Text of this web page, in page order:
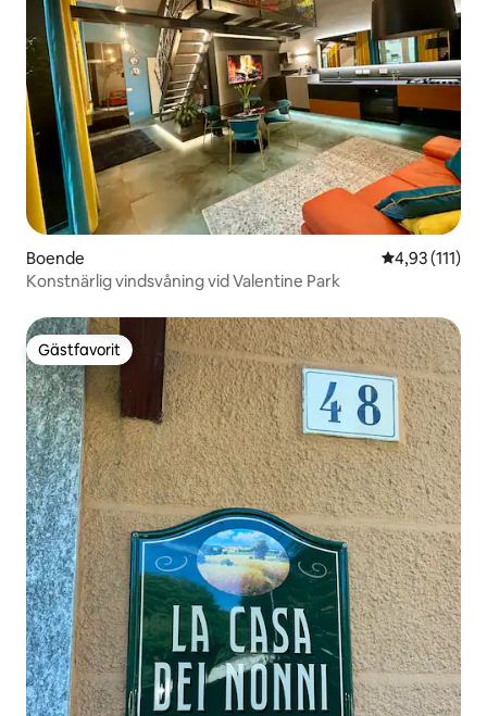
Boende 4,93 av 5 i
4,93 (111)
Konstnärlig vindsvåning vid Valentine Park
Gästfavorit
Gästfavorit